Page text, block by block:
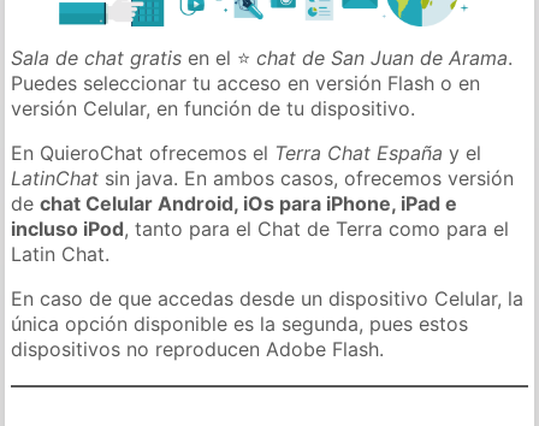
Sala de chat gratis en el ⭐chat de San Juan de Arama.
Puedes seleccionar tu acceso en versión Flash o en
versión Celular, en función de tu dispositivo.
En QuieroChat ofrecemos el Terra Chat España y el
LatinChat sin java. En ambos casos, ofrecemos versión
dechat Celular Android, iOs para iPhone, iPad e
incluso iPod, tanto para el Chat de Terra como para el
Latin Chat.
En caso de que accedas desde un dispositivo Celular, la
única opción disponible es la segunda, pues estos
dispositivos no reproducen Adobe Flash.